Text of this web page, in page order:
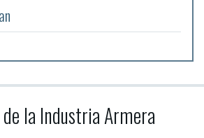
la Industria Armera